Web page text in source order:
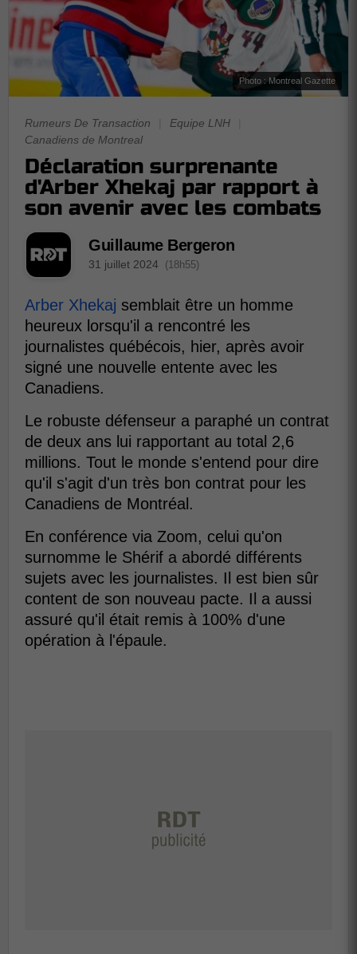
Photo : Montreal Gazette
Rumeurs De Transaction Equipe LNH
Canadiens de Montreal
Déclaration surprenante
d'Arber Xhekaj par rapport à
son avenir avec les combats
Guillaume Bergeron
31 juillet 2024 (18h55)
Arber Xhekaj semblait être un homme
heureux lorsqu'il a rencontré les
journalistes québécois, hier, après avoir
signé une nouvelle entente avec les
Canadiens.
Le robuste défenseur a paraphé un contrat
de deux ans lui rapportant au total 2,6
millions. Tout le monde s'entend pour dire
qu'il s'agit d'un très bon contrat pour les
Canadiens de Montréal.
En conférence via Zoom, celui qu'on
surnomme le Shérif a abordé différents
sujets avec les journalistes. Il est bien sûr
content de son nouveau pacte. Il a aussi
assuré qu'il était remis à 100% d'une
opération à l'épaule.